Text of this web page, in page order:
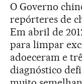
O Governo
repórteres de
Em abril de
para limpar
adoeceram e
diagnóstico